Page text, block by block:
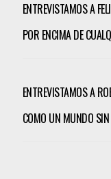
ENTREVISTAMOS A
POR ENCIMA DE
ENTREVISTAMOS A
COMO UN MUNDO